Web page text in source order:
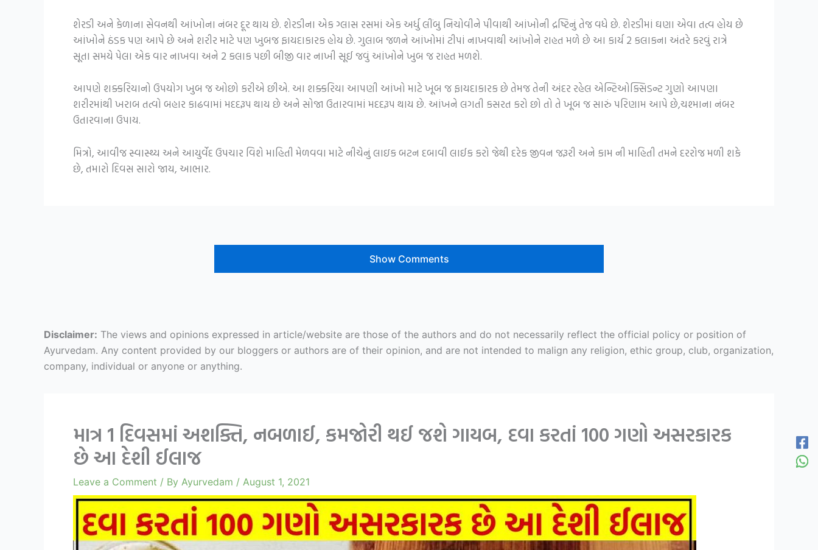
શેરડી અને કેળાના સેવનથી આંખોના નંબર દૂર થાય છે. શેરડીના એક ગ્લાસ રસમાં એક અર્ધુ લીંબુ નિચોવીને પીવાથી આંખોની દ્રષ્ટિનું તેજ વધે છે. શેરડીમાં ઘણા એવા તત્વ હોય છે
આંખોને ઠંડક પણ આપે છે અને શરીર માટે પણ ખુબજ ફાયદાકારક હોય છે. ગુલાબ જળને આંખોમાં ટીપાં નાખવાથી આંખોને રાહત મળે છે આ કાર્ય 2 કલાકના અંતરે કરવું રાત્રે
સૂતા સમયે પેલા એક વાર નાખવા અને 2 કલાક પછી બીજી વાર નાખી સૂઈ જવું આંખોને ખુબ જ રાહત મળશે.
આપણે શક્કરિયાનો ઉપયોગ ખુબ જ ઓછો કરીએ છીએ. આ શક્કરિયા આપણી આંખો માટે ખૂબ જ ફાયદાકારક છે તેમજ તેની અંદર રહેલ એન્ટિઓક્સિડન્ટ ગુણો આપણા
શરીરમાંથી ખરાબ તત્વો બહાર કાઢવામાં મદદરૂપ થાય છે અને સોજા ઉતારવામાં મદદરૂપ થાય છે. આંખને લગતી કસરત કરો છો તો તે ખૂબ જ સારું પરિણામ આપે છે,ચશ્માના નંબર
ઉતારવાના ઉપાય.
મિત્રો, આવીજ સ્વાસ્થ્ય અને આયુર્વેદ ઉપચાર વિશે માહિતી મેળવવા માટે નીચેનું લાઇક બટન દબાવી લાઈક કરો જેથી દરેક જીવન જરૂરી અને કામ ની માહિતી તમને દરરોજ મળી શકે
છે, તમારો દિવસ સારો જાય, આભાર.
Show Comments
Disclaimer: The views and opinions expressed in article/website are those of the authors and do not necessarily reflect the official policy or position of
Ayurvedam. Any content provided by our bloggers or authors are of their opinion, and are not intended to malign any religion, ethic group, club, organization,
company, individual or anyone or anything.
માત્ર 1 દિવસમાં અશક્તિ, નબળાઈ, કમજોરી થઈ જશે ગાયબ, દવા કરતાં 100 ગણો અસરકારક
છે આ દેશી ઈલાજ
Leave a Comment / By Ayurvedam / August 1, 2021